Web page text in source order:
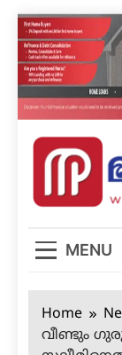
Skip
to
content
MENU
Home
വീണ്ടും